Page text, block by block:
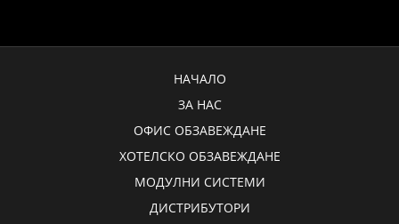
НАЧАЛО
ЗА НАС
ОФИС ОБЗАВЕЖДАНЕ
ХОТЕЛСКО ОБЗАВЕЖДАНЕ
МОДУЛНИ СИСТЕМИ
ДИСТРИБУТОРИ